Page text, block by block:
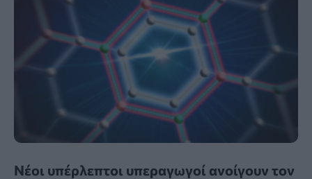
Νέοι υπέρλεπτοι υπεραγωγοί ανοίγουν τον